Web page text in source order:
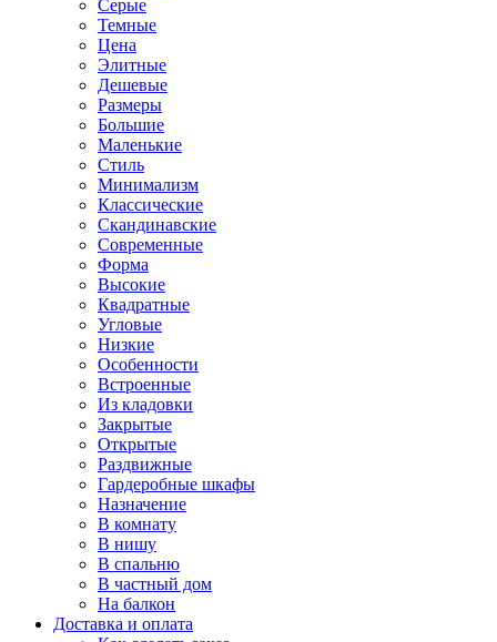
Серые
Темные
Цена
Элитные
Дешевые
Размеры
Большие
Маленькие
Стиль
Минимализм
Классические
Скандинавские
Современные
Форма
Высокие
Квадратные
Угловые
Низкие
Особенности
Встроенные
Из кладовки
Закрытые
Открытые
Раздвижные
Гардеробные шкафы
Назначение
В комнату
В нишу
В спальню
В частный дом
На балкон
Доставка и оплата